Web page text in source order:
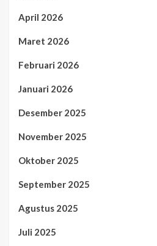
April 2026
Maret 2026
Februari 2026
Januari 2026
Desember 2025
November 2025
Oktober 2025
September 2025
Agustus 2025
Juli 2025